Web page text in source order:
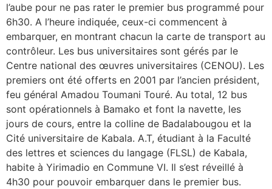
l’aube pour ne pas rater le premier bus programmé pour
6h30. A l’heure indiquée, ceux-ci commencent à
embarquer, en montrant chacun la carte de transport au
contrôleur. Les bus universitaires sont gérés par le
Centre national des œuvres universitaires (CENOU). Les
premiers ont été offerts en 2001 par l’ancien président,
feu général Amadou Toumani Touré. Au total, 12 bus
sont opérationnels à Bamako et font la navette, les
jours de cours, entre la colline de Badalabougou et la
Cité universitaire de Kabala. A.T, étudiant à la Faculté
des lettres et sciences du langage (FLSL) de Kabala,
habite à Yirimadio en Commune VI. Il s’est réveillé à
4h30 pour pouvoir embarquer dans le premier bus.